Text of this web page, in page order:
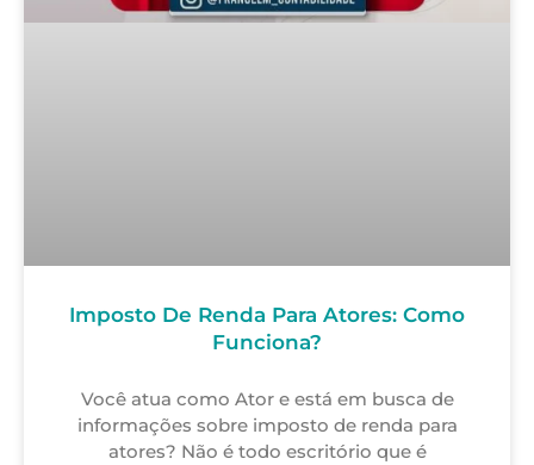
Imposto De Renda Para Atores: Como
Funciona?
Você atua como Ator e está em busca de
informações sobre imposto de renda para
atores? Não é todo escritório que é